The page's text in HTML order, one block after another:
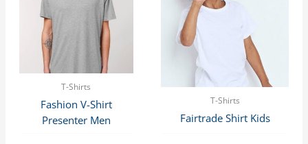
T-Shirts
Fashion V-Shirt
Presenter Men
T-Shirts
Fairtrade Shirt Kids